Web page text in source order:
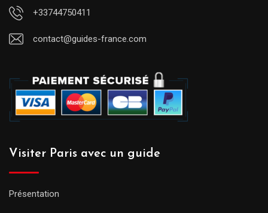
+33744750411
contact@guides-france.com
Visiter Paris avec un guide
Présentation